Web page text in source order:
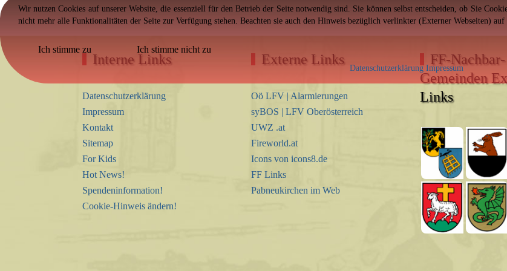
Interne Links
Datenschutzerklärung
Impressum
Kontakt
Sitemap
For Kids
Hot News!
Spendeninformation!
Cookie-Hinweis ändern!
Externe Links
Oö LFV | Alarmierungen
syBOS | LFV Oberösterreich
UWZ .at
Fireworld.at
Icons von icons8.de
FF Links
Pabneukirchen im Web
FF-Nachbar-
Gemeinden
Links
Wir nutzen Cookies auf unserer Website, die essenziell für den Betrieb der Seite notwendig sind. Sie können selbst entscheiden, ob Sie
nicht mehr alle Funktionalitäten der Seite zur Verfügung stehen. Beachten sie auch den Hinweis bezüglich verlinkter (Externer Webseiten) auf
Ich stimme zu Ich stimme nicht zu
Datenschutzerklärung Impressum